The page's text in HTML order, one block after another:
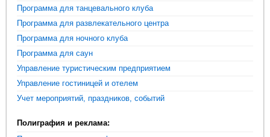
Программа для танцевального клуба
Программа для развлекательного центра
Программа для ночного клуба
Программа для саун
Управление туристическим предприятием
Управление гостиницей и отелем
Учет мероприятий, праздников, событий
Полиграфия и реклама: